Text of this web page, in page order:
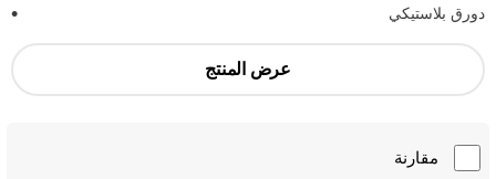
دورق بلاستيكي
عرض المنتج
مقارنة